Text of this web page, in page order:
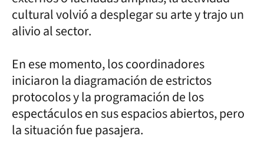
cultural volvió a desplegar su arte y trajo un
alivio al sector.
En ese momento, los coordinadores
iniciaron la diagramación de estrictos
protocolos y la programación de los
espectáculos en sus espacios abiertos, pero
la situación fue pasajera.